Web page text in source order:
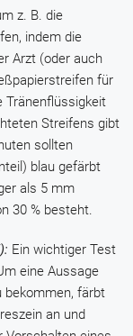
z. B. die
indem die
Arzt (oder auch
für
Tränenflüssigkeit
Streifens gibt
sollten
blau gefärbt
als 5 mm
30 % besteht.
Ein wichtiger Test
eine Aussage
bekommen, färbt
an und